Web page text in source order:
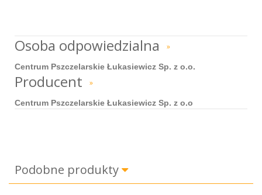
Osoba odpowiedzialna »
Centrum Pszczelarskie Łukasiewicz Sp. z o.o.
Producent »
Centrum Pszczelarskie Łukasiewicz Sp. z o.o
Podobne produkty